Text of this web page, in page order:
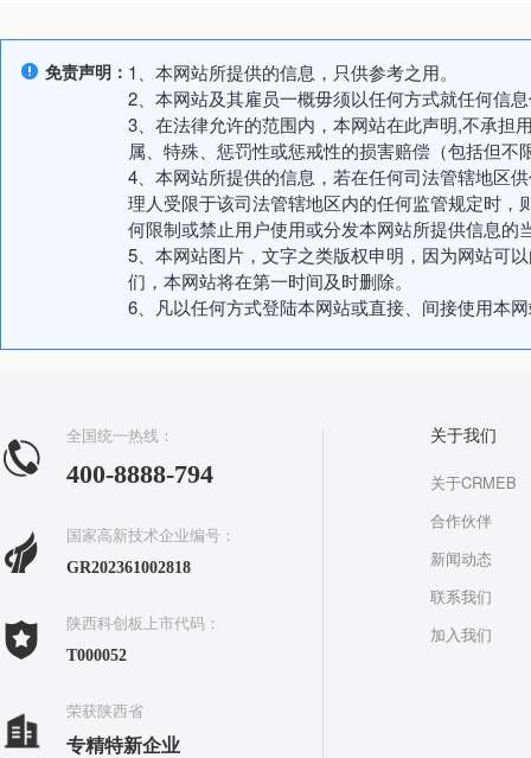
免责声明： 1、本网站所提供的信息，只供参考之用。
2、本网站及其雇员一概毋须以任何方式就任何信
3、在法律允许的范围内，本网站在此声明,不承担
属、特殊、惩罚性或惩戒性的损害赔偿（包括但
4、本网站所提供的信息，若在任何司法管辖地区
理人受限于该司法管辖地区内的任何监管规定时
何限制或禁止用户使用或分发本网站所提供信息的
5、本网站图片，文字之类版权申明，因为网站可
们，本网站将在第一时间及时删除。
6、凡以任何方式登陆本网站或直接、间接使用本
全国统一热线：
400-8888-794
国家高新技术企业编号：
GR202361002818
陕西科创板上市代码：
T000052
荣获陕西省
专精特新企业
关于我们
关于CRMEB
合作伙伴
新闻动态
联系我们
加入我们